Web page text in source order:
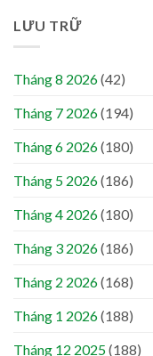
LƯU TRỮ
Tháng 8 2026(42)
Tháng 7 2026(194)
Tháng 6 2026(180)
Tháng 5 2026(186)
Tháng 4 2026(180)
Tháng 3 2026(186)
Tháng 2 2026(168)
Tháng 1 2026(188)
Tháng 12 2025(188)